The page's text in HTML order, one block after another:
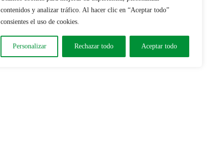
contenidos y analizar tráfico. Al hacer clic en “Aceptar todo”
consientes el uso de cookies.
Personalizar Rechazar todo Aceptar todo